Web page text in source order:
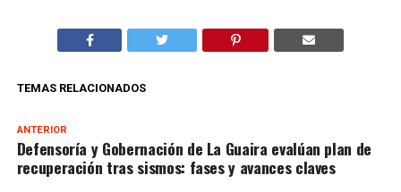
TEMAS RELACIONADOS
ANTERIOR
Defensoría y Gobernación de La Guaira evalúan plan de
recuperación tras sismos: fases y avances claves